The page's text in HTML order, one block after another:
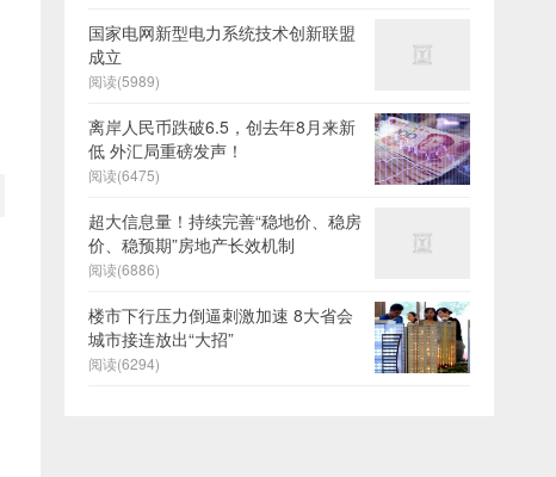
国家电网新型电力系统技术创新联盟
成立
阅读(5989)
离岸人民币跌破6.5，创去年8月来新
低 外汇局重磅发声！
阅读(6475)
超大信息量！持续完善“稳地价、稳房
价、稳预期”房地产长效机制
阅读(6886)
楼市下行压力倒逼刺激加速 8大省会
城市接连放出“大招”
阅读(6294)